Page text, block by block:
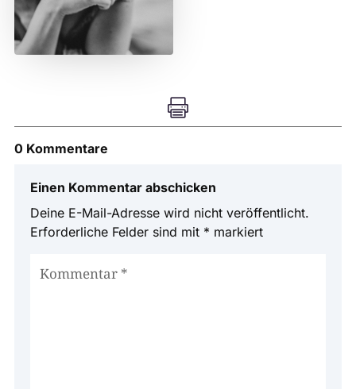

0 Kommentare
Einen Kommentar abschicken
Deine E-Mail-Adresse wird nicht veröffentlicht.
Erforderliche Felder sind mit * markiert